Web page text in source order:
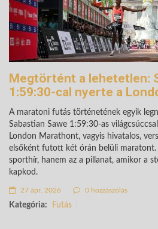
Megtörtént a lehetetlen:
1:59:30-cal nyerte a
A maratoni futás történetének egyik
Sabastian Sawe 1:59:30-as
London Marathont, vagyis hivatalos,
elsőként futott két órán belüli maratont.
sporthír, hanem az a pillanat, amikor a
kapkod.
27 ápr. 2026 0 hozzászólás
Kategória: Futás